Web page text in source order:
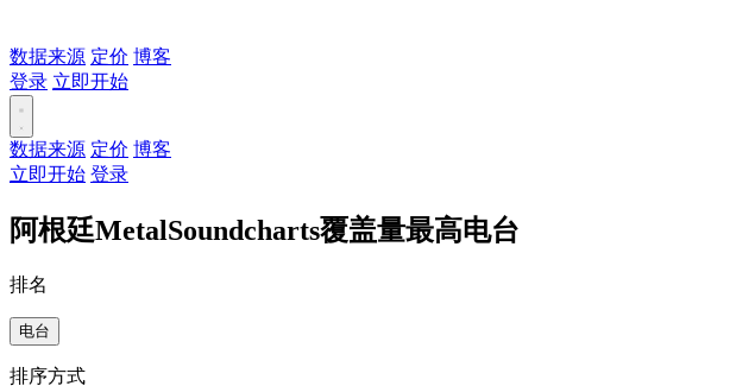
数据来源 定价 博客
登录 立即开始
数据来源 定价 博客
立即开始 登录
阿根廷MetalSoundcharts覆盖量最高电台
排名
电台
排序方式